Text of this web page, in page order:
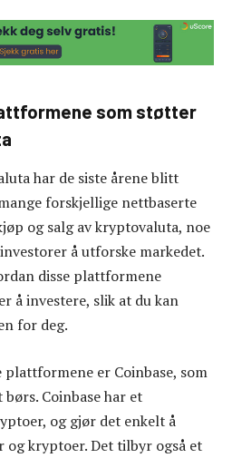
som støtter
har de siste årene blitt
forskjellige nettbaserte
og salg av kryptovaluta, noe
å utforske markedet.
disse plattformene
å investere, slik at du kan
for deg.
er Coinbase, som
Coinbase har et
og gjør det enkelt å
og kryptoer. Det tilbyr også et